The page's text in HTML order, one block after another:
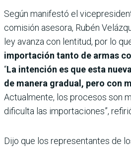
Según manifestó el
comisión asesora, Rubén
ley avanza con lentitud, por lo
importación tanto de armas
“La intención es que esta
de manera gradual, pero con
Actualmente, los procesos son
dificulta las importaciones”,
Dijo que los representantes de